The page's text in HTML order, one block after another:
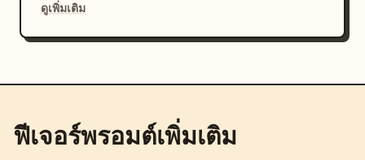
ดูเพิ่มเติม
ฟีเจอร์พรอมต์เพิ่มเติม